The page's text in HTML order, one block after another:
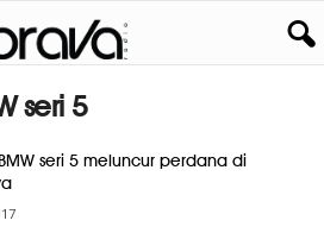
seri 5
seri 5 meluncur perdana di